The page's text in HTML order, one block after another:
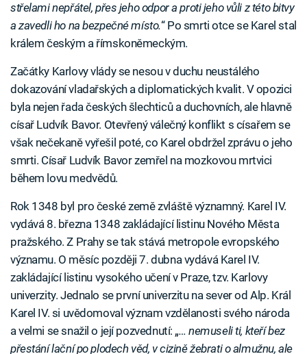
střelami nepřátel, přes jeho odpor a proti jeho vůli z této bitvy
a zavedli ho na bezpečné místo.“ Po smrti otce se Karel stal
králem českým a římskoněmeckým.
Začátky Karlovy vlády se nesou v duchu neustálého
dokazování vladařských a diplomatických kvalit. V opozici
byla nejen řada českých šlechticů a duchovních, ale hlavně
císař Ludvík Bavor. Otevřený válečný konflikt s císařem se
však nečekaně vyřešil poté, co Karel obdržel zprávu o jeho
smrti. Císař Ludvík Bavor zemřel na mozkovou mrtvici
během lovu medvědů.
Rok 1348 byl pro české země zvláště významný. Karel IV.
vydává 8. března 1348 zakládající listinu Nového Města
pražského. Z Prahy se tak stává metropole evropského
významu. O měsíc později 7. dubna vydává Karel IV.
zakládající listinu vysokého učení v Praze, tzv. Karlovy
univerzity. Jednalo se první univerzitu na sever od Alp. Král
Karel IV. si uvědomoval význam vzdělanosti svého národa
a velmi se snažil o její pozvednutí: „… nemuseli ti, kteří bez
přestání lační po plodech věd, v cizině žebrati o almužnu, ale